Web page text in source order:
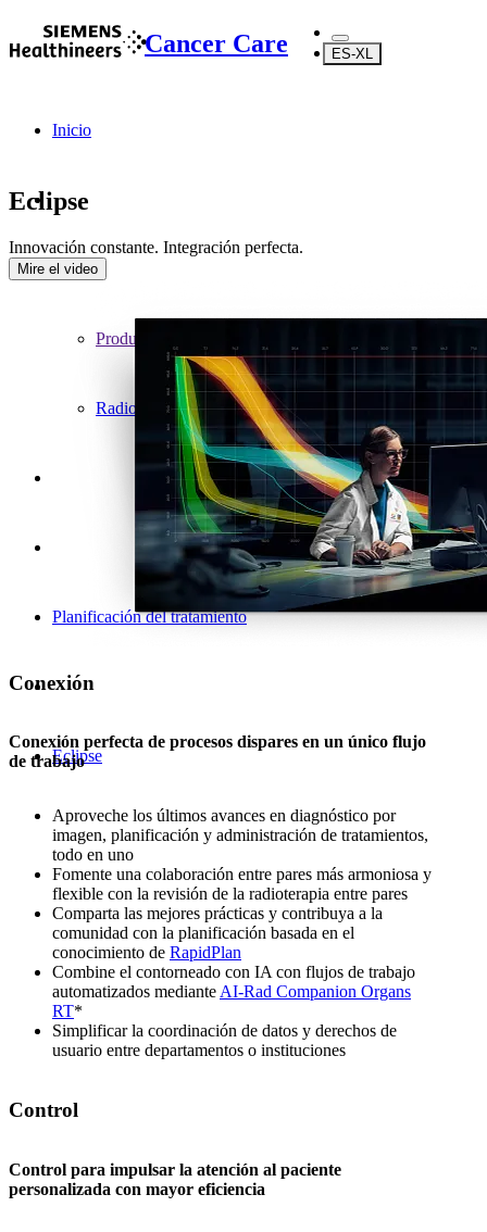
Cancer Care ES-XL
Inicio
...
Productos
Radioterapia
Planificación del tratamiento
Eclipse
Eclipse
Innovación constante. Integración perfecta.
Mire el video
Conexión
Conexión perfecta de procesos dispares en un único flujo
de trabajo
Aproveche los últimos avances en diagnóstico por
imagen, planificación y administración de tratamientos,
todo en uno
Fomente una colaboración entre pares más armoniosa y
flexible con la revisión de la radioterapia entre pares
Comparta las mejores prácticas y contribuya a la
comunidad con la planificación basada en el
conocimiento de RapidPlan
Combine el contorneado con IA con flujos de trabajo
automatizados mediante AI-Rad Companion Organs
RT*
Simplificar la coordinación de datos y derechos de
usuario entre departamentos o instituciones
Control
Control para impulsar la atención al paciente
personalizada con mayor eficiencia